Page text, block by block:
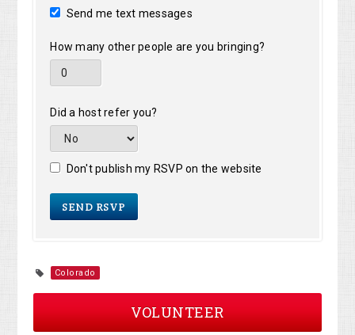
Send me text messages
How many other people are you bringing?
Did a host refer you?
Don't publish my RSVP on the website
Colorado
VOLUNTEER